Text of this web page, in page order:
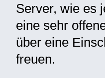
Server, wie es
eine sehr
über eine
freuen.